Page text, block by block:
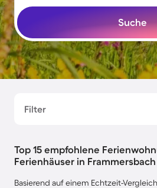
Suche
Filter
Top 15 empfohlene
Ferienhäuser in Frammersbach
Basierend auf einem Echtzeit-